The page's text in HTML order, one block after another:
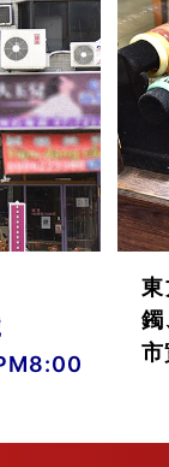
鐲
市